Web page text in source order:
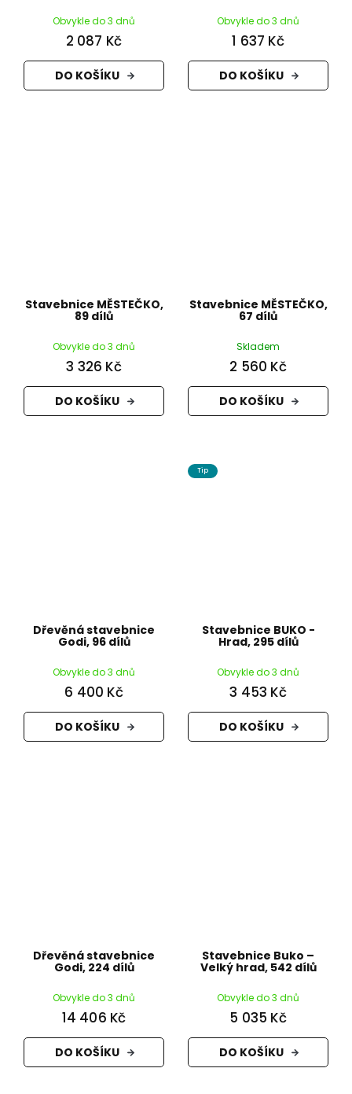
Obvykle do 3 dnů
2 087 Kč
DO KOŠÍKU
Obvykle do 3 dnů
1 637 Kč
DO KOŠÍKU
Stavebnice MĚSTEČKO,
89 dílů
Obvykle do 3 dnů
3 326 Kč
DO KOŠÍKU
Stavebnice MĚSTEČKO,
67 dílů
Skladem
2 560 Kč
DO KOŠÍKU
Dřevěná stavebnice
Godi, 96 dílů
Obvykle do 3 dnů
6 400 Kč
DO KOŠÍKU
Tip
Stavebnice BUKO -
Hrad, 295 dílů
Obvykle do 3 dnů
3 453 Kč
DO KOŠÍKU
Dřevěná stavebnice
Godi, 224 dílů
Obvykle do 3 dnů
14 406 Kč
DO KOŠÍKU
Stavebnice Buko –
Velký hrad, 542 dílů
Obvykle do 3 dnů
5 035 Kč
DO KOŠÍKU